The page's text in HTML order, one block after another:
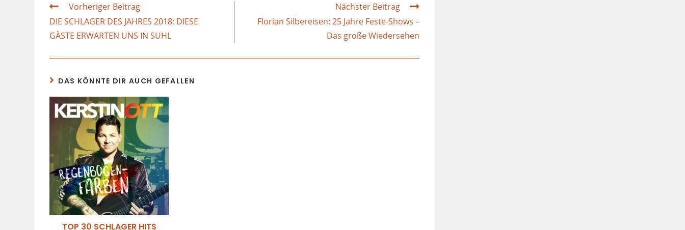
Vorheriger Beitrag
DIE SCHLAGER DES JAHRES 2018: DIESE
GÄSTE ERWARTEN UNS IN SUHL
Nächster Beitrag
Florian Silbereisen: 25 Jahre Feste-Shows –
Das große Wiedersehen
DAS KÖNNTE DIR AUCH GEFALLEN
TOP 30 SCHLAGER HITS